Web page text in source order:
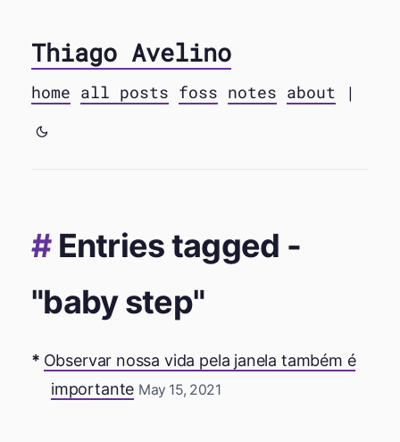
Thiago Avelino
home all posts foss notes about |
Entries tagged -
"baby step"
Observar nossa vida pela janela também é
importante May 15, 2021